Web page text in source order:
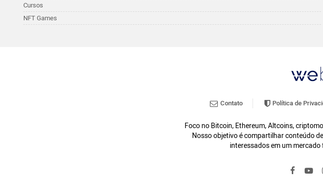
Cursos
NFT Games
Contato Política de
Foco no Bitcoin, Ethereum, Altcoins,
Nosso objetivo é compartilhar conteúdo
interessados em um